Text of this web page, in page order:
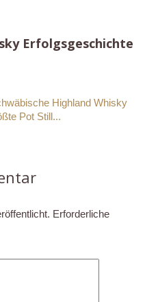
Erfolgsgeschichte
Highland Whisky
Pot Still...
Erforderliche